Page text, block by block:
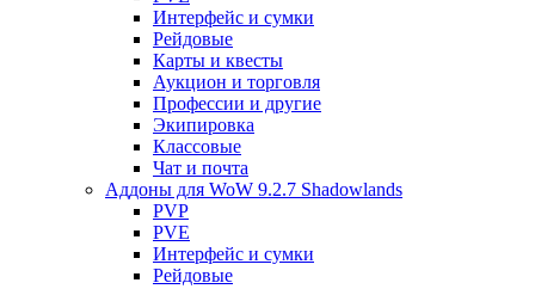
Интерфейс и сумки
Рейдовые
Карты и квесты
Аукцион и торговля
Профессии и другие
Экипировка
Классовые
Чат и почта
Аддоны для WoW 9.2.7 Shadowlands
PVP
PVE
Интерфейс и сумки
Рейдовые